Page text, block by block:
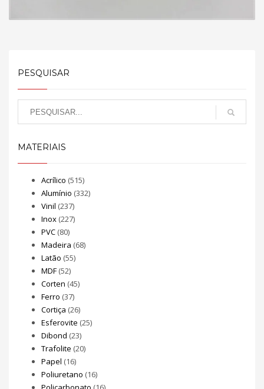
PESQUISAR
MATERIAIS
Acrílico (515)
Alumínio (332)
Vinil (237)
Inox (227)
PVC (80)
Madeira (68)
Latão (55)
MDF (52)
Corten (45)
Ferro (37)
Cortiça (26)
Esferovite (25)
Dibond (23)
Trafolite (20)
Papel (16)
Poliuretano (16)